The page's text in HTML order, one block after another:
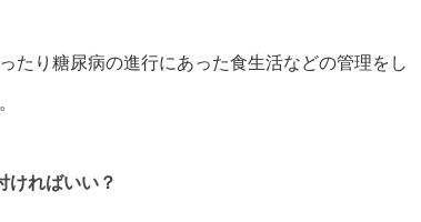
たり糖尿病の進行にあった食生活などの管理をし
ければいい？